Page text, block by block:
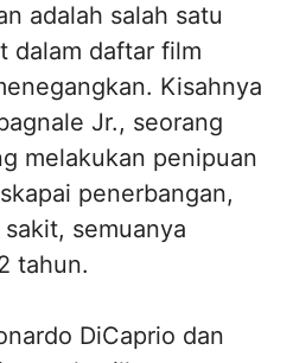
adalah salah satu
dalam daftar film
Kisahnya
Jr., seorang
melakukan penipuan
penerbangan,
semuanya
tahun.
DiCaprio dan